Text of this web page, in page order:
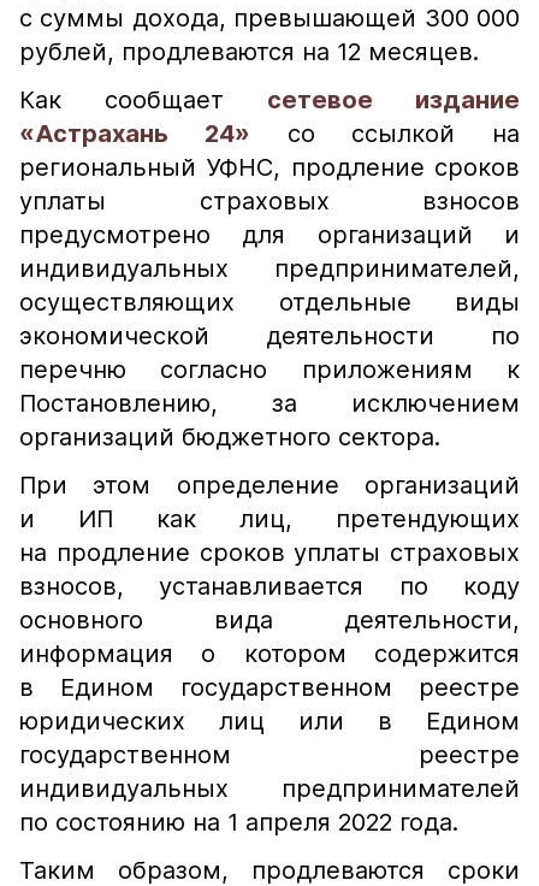
с суммы дохода, превышающей 300 000
рублей, продлеваются на 12 месяцев.
Как сообщает сетевое издание
«Астрахань 24» со ссылкой на
региональный УФНС, продление сроков
уплаты страховых взносов
предусмотрено для организаций и
индивидуальных предпринимателей,
осуществляющих отдельные виды
экономической деятельности по
перечню согласно приложениям к
Постановлению, за исключением
организаций бюджетного сектора.
При этом определение организаций
и ИП как лиц, претендующих
на продление сроков уплаты страховых
взносов, устанавливается по коду
основного вида деятельности,
информация о котором содержится
в Едином государственном реестре
юридических лиц или в Едином
государственном реестре
индивидуальных предпринимателей
по состоянию на 1 апреля 2022 года.
Таким образом, продлеваются сроки